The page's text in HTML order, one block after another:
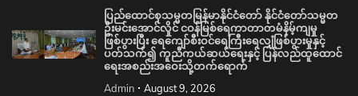
ပြည်ထောင်စုသမ္မတမြန်မာနိုင်ငံတော် နိုင်ငံတော်သမ္မတ
ဦးမင်းအောင်လှိုင် ငဝန်မြစ်ရေကာတာတမံနိမ့်ကျမှု
ဖြစ်ပွားပြီး ရေကျော်စီးဝင်ရေကြီးရေလျှံဖြစ်ပွားမှုနှင့်
ပတ်သက်၍ ကူညီကယ်ဆယ်ရေးနှင့် ပြန်လည်ထူထောင်
ရေးအစည်းအဝေးသို့တက်ရောက်
Admin August 9, 2026